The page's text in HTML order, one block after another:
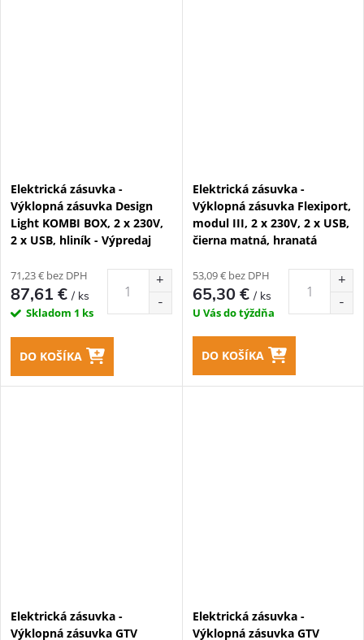
Elektrická zásuvka -
Výklopná zásuvka Design
Light KOMBI BOX, 2 x 230V,
2 x USB, hliník - Výpredaj
71,23 € bez DPH
87,61 €/ ks
Skladom 1 ks
DO KOŠÍKA
Elektrická zásuvka -
Výklopná zásuvka Flexiport,
modul III, 2 x 230V, 2 x USB,
čierna matná, hranatá
53,09 € bez DPH
65,30 €/ ks
U Vás do týždňa
DO KOŠÍKA
Elektrická zásuvka -
Výklopná zásuvka GTV
Elektrická zásuvka -
Výklopná zásuvka GTV